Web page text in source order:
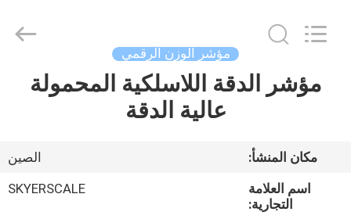
المنزل
فيديوهات
Co.,Limited.
مؤشر الوزن الرقمي
مؤشر الدقة اللاسلكية المحمولة
عالية الدقة
مكان المنشأ:
الصين
اسم العلامة
التجارية:
SKYERSCALE